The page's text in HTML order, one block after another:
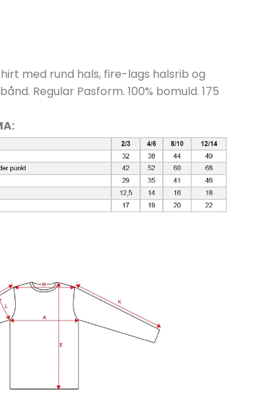
med rund hals, fire-lags halsrib og
Regular Pasform. 100% bomuld. 175